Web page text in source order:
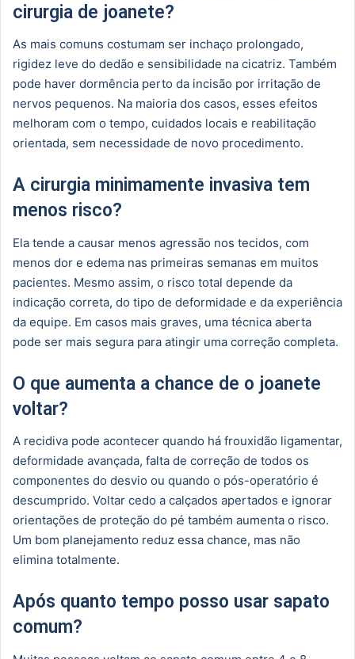
cirurgia de joanete?
As mais comuns costumam ser inchaço prolongado,
rigidez leve do dedão e sensibilidade na cicatriz. Também
pode haver dormência perto da incisão por irritação de
nervos pequenos. Na maioria dos casos, esses efeitos
melhoram com o tempo, cuidados locais e reabilitação
orientada, sem necessidade de novo procedimento.
A cirurgia minimamente invasiva tem
menos risco?
Ela tende a causar menos agressão nos tecidos, com
menos dor e edema nas primeiras semanas em muitos
pacientes. Mesmo assim, o risco total depende da
indicação correta, do tipo de deformidade e da experiência
da equipe. Em casos mais graves, uma técnica aberta
pode ser mais segura para atingir uma correção completa.
O que aumenta a chance de o joanete
voltar?
A recidiva pode acontecer quando há frouxidão ligamentar,
deformidade avançada, falta de correção de todos os
componentes do desvio ou quando o pós-operatório é
descumprido. Voltar cedo a calçados apertados e ignorar
orientações de proteção do pé também aumenta o risco.
Um bom planejamento reduz essa chance, mas não
elimina totalmente.
Após quanto tempo posso usar sapato
comum?